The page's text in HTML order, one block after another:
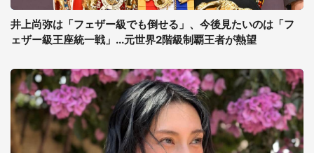
井上尚弥は「フェザー級でも倒せる」、今後見たいのは「フ
ェザー級王座統一戦」...元世界2階級制覇王者が熱望